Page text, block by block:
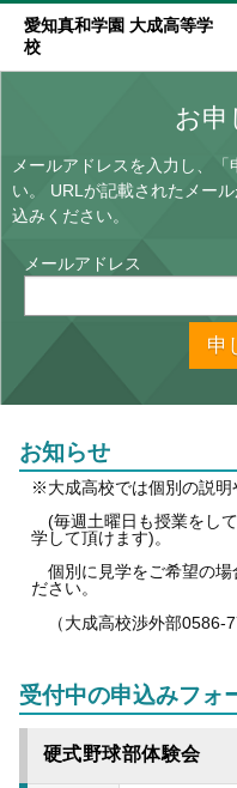
愛知真和学園 大成高等学
校
お申
メールアドレスを入力し、
い。
URLが記載されたメー
込みください。
メールアドレス
申
お知らせ
※大成高校では個別の説明
(毎週土曜日も授業をし
学して頂けます)。
個別に見学をご希望の場
ださい。
（大成高校渉外部0586-
受付中の申込みフォ
硬式野球部体験会